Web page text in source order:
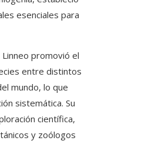
esenciales para
promovió el
entre distintos
mundo, lo que
sistemática. Su
científica,
y zoólogos